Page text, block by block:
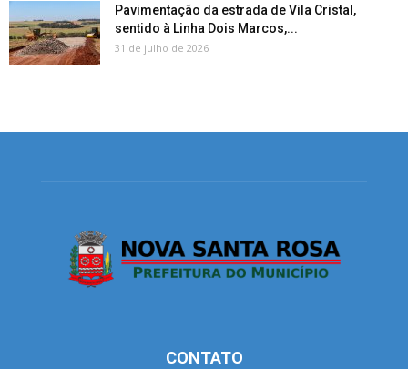
Pavimentação da estrada de Vila Cristal,
sentido à Linha Dois Marcos,...
31 de julho de 2026
CONTATO